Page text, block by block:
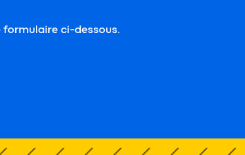
formulaire ci-dessous.